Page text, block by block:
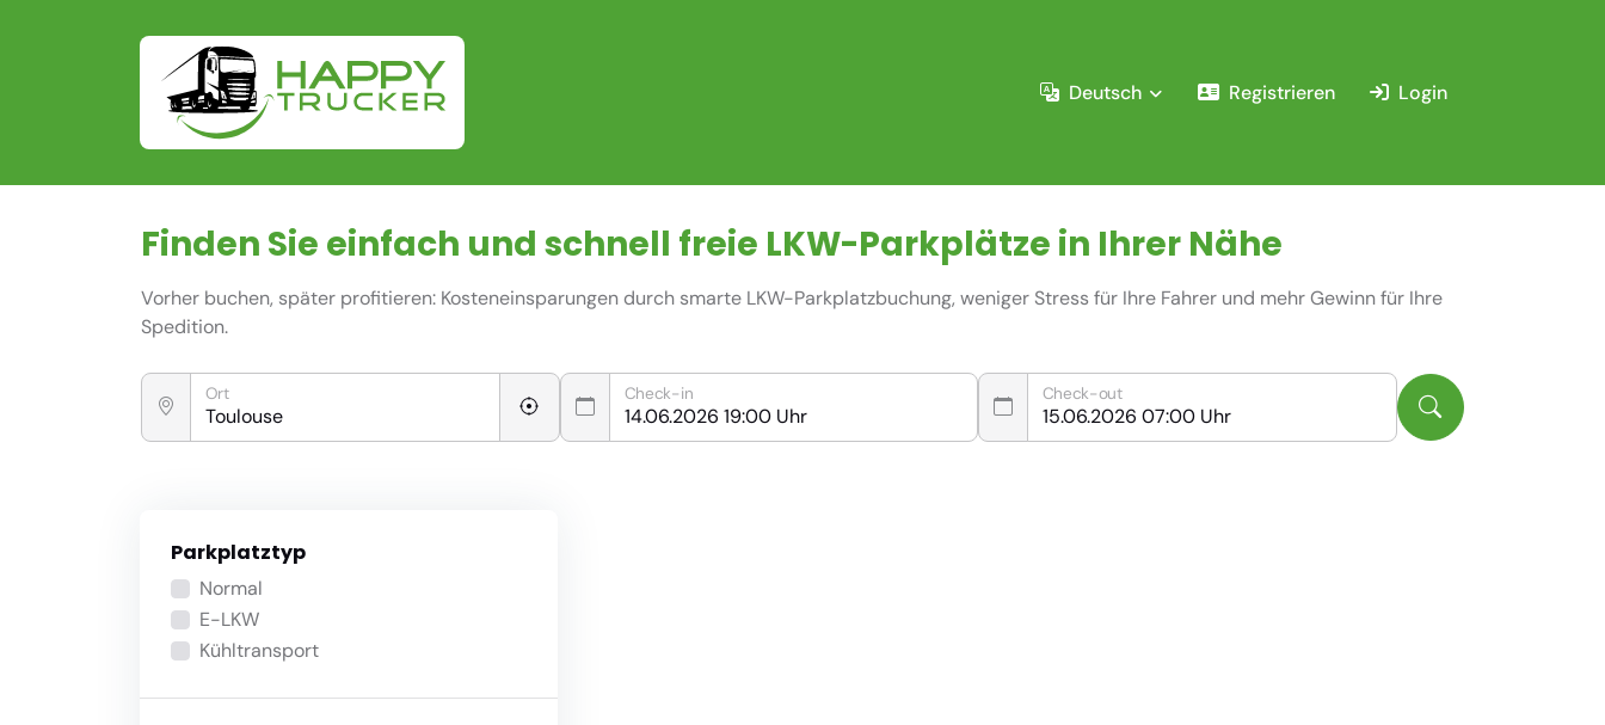
Deutsch Registrieren Login
Finden Sie einfach und schnell freie LKW-Parkplätze in Ihrer Nähe
Vorher buchen, später profitieren: Kosteneinsparungen durch smarte LKW-Parkplatzbuchung, weniger Stress für Ihre Fahrer und mehr Gewinn für Ihre
Spedition.
Ort Check-in Check-out
Parkplatztyp
Normal
E-LKW
Kühltransport